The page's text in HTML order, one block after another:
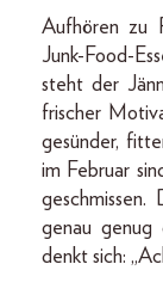
Aufhören zu
Junk-Food-
steht der
frischer
gesünder,
im Februar
genau genug
denkt sich: